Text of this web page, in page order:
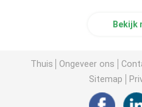
Bekijk
Thuis Ongeveer ons
Sitemap